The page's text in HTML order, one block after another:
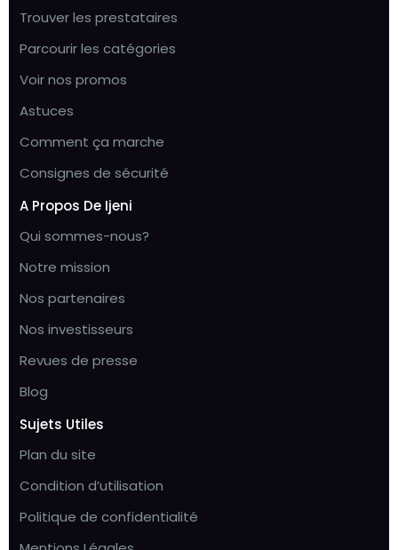
Trouver les prestataires
Parcourir les catégories
Voir nos promos
Astuces
Comment ça marche
Consignes de sécurité
A Propos De Ijeni
Qui sommes-nous?
Notre mission
Nos partenaires
Nos investisseurs
Revues de presse
Blog
Sujets Utiles
Plan du site
Condition d’utilisation
Politique de confidentialité